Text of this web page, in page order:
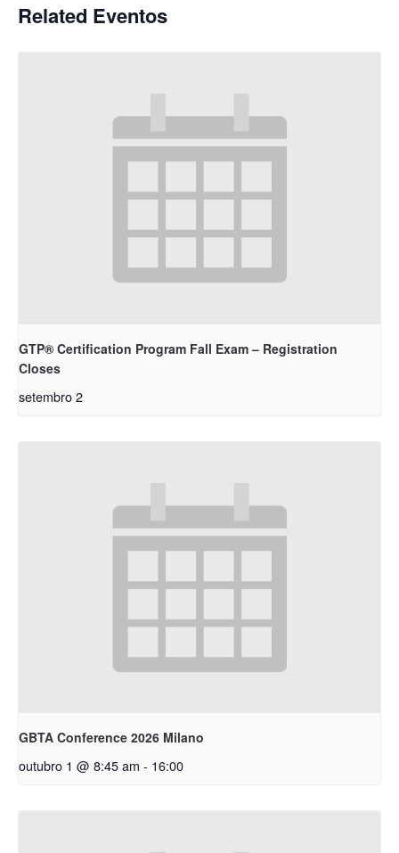
Related Eventos
GTP® Certification Program Fall Exam – Registration
Closes
setembro 2
GBTA Conference 2026 Milano
outubro 1 @ 8:45 am - 16:00